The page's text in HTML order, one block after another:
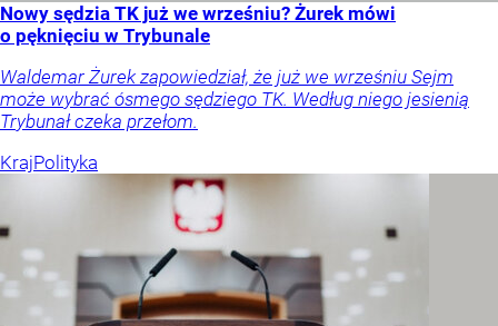
Nowy sędzia TK już we wrześniu? Żurek mówi
o pęknięciu w Trybunale
Waldemar Żurek zapowiedział, że już we wrześniu Sejm
może wybrać ósmego sędziego TK. Według niego jesienią
Trybunał czeka przełom.
KrajPolityka